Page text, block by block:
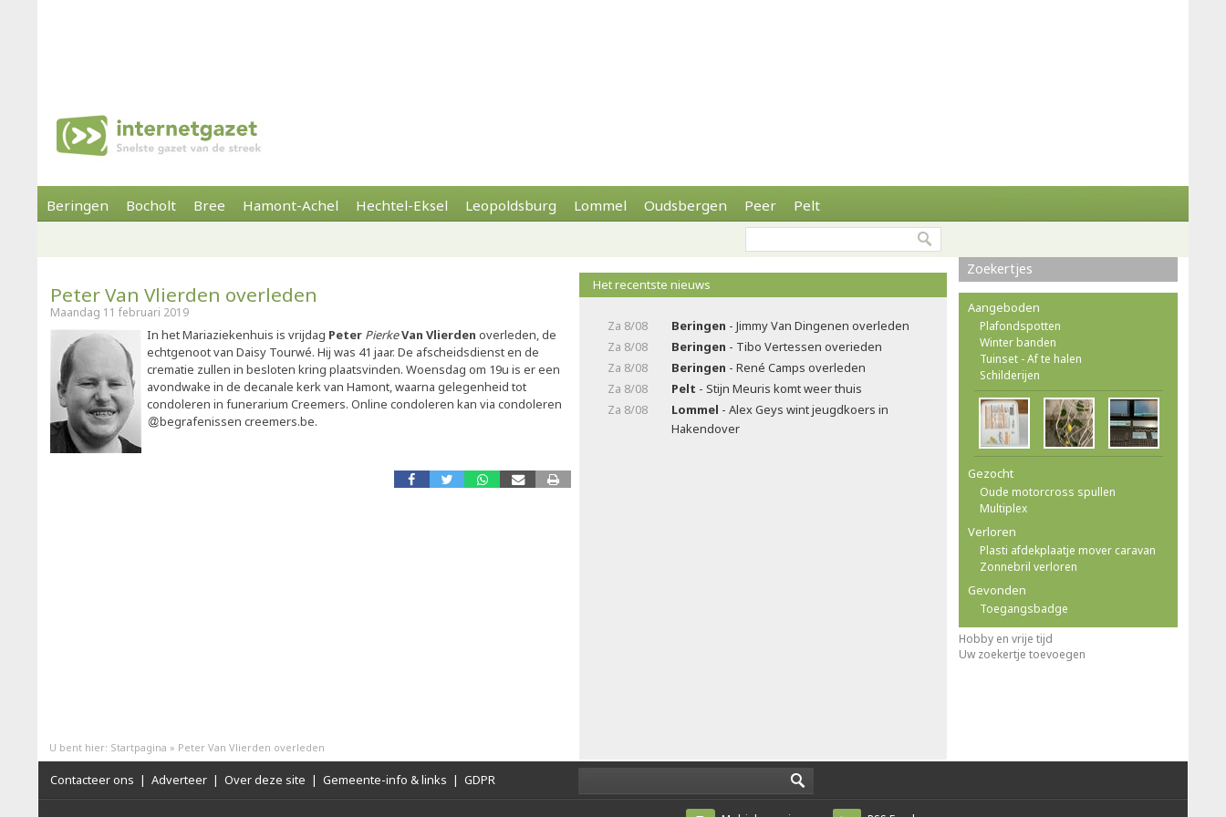
Beringen Bocholt Bree Hamont-Achel Hechtel-Eksel Leopoldsburg Lommel Oudsbergen Peer Pelt
Peter Van Vlierden overleden
Maandag 11 februari 2019
In het Mariaziekenhuis is vrijdag Peter PierkeVan Vlierden overleden, de
echtgenoot van Daisy Tourwé. Hij was 41 jaar. De afscheidsdienst en de
crematie zullen in besloten kring plaatsvinden. Woensdag om 19u is er een
avondwake in de decanale kerk van Hamont, waarna gelegenheid tot
condoleren in funerarium Creemers. Online condoleren kan via condoleren
begrafenissen creemers.be.
Het recentste nieuws
Za 8/08 Beringen - Jimmy Van Dingenen overleden
Za 8/08
Beringen - Tibo Vertessen overieden
Za 8/08
Beringen - René Camps overleden
Za 8/08
Pelt - Stijn Meuris komt weer thuis
Za 8/08
Lommel - Alex Geys wint jeugdkoers in
Hakendover
Zoekertjes
Aangeboden
Plafondspotten
Winter banden
Tuinset - Af te halen
Schilderijen
Gezocht
Oude motorcross spullen
Multiplex
Verloren
Plasti afdekplaatje mover caravan
Zonnebril verloren
Gevonden
Toegangsbadge
Hobby en vrije tijd
Uw zoekertje toevoegen
U bent hier: Startpagina » Peter Van Vlierden overleden
Contacteer ons | Adverteer | Over deze site | Gemeente-info & links | GDPR